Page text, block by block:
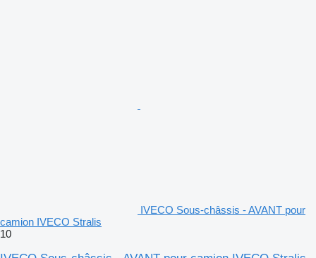
IVECO Sous-châssis - AVANT pour
camion IVECO Stralis
10